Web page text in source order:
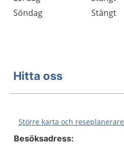
Söndag
Stängt
Hitta oss
Större karta och reseplanerare
Besöksadress: